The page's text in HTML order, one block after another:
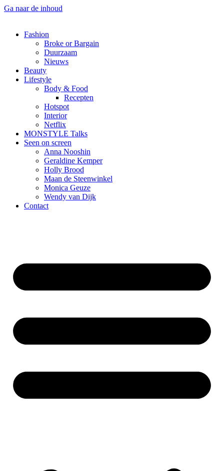
Ga naar de inhoud
Fashion
Broke or Bargain
Duurzaam
Nieuws
Beauty
Lifestyle
Body & Food
Recepten
Hotspot
Interior
Netflix
MONSTYLE Talks
Seen on screen
Anna Nooshin
Geraldine Kemper
Holly Brood
Maan de Steenwinkel
Monica Geuze
Wendy van Dijk
Contact